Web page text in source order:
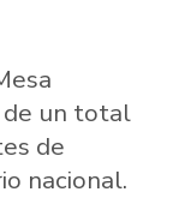
un total
de
nacional.